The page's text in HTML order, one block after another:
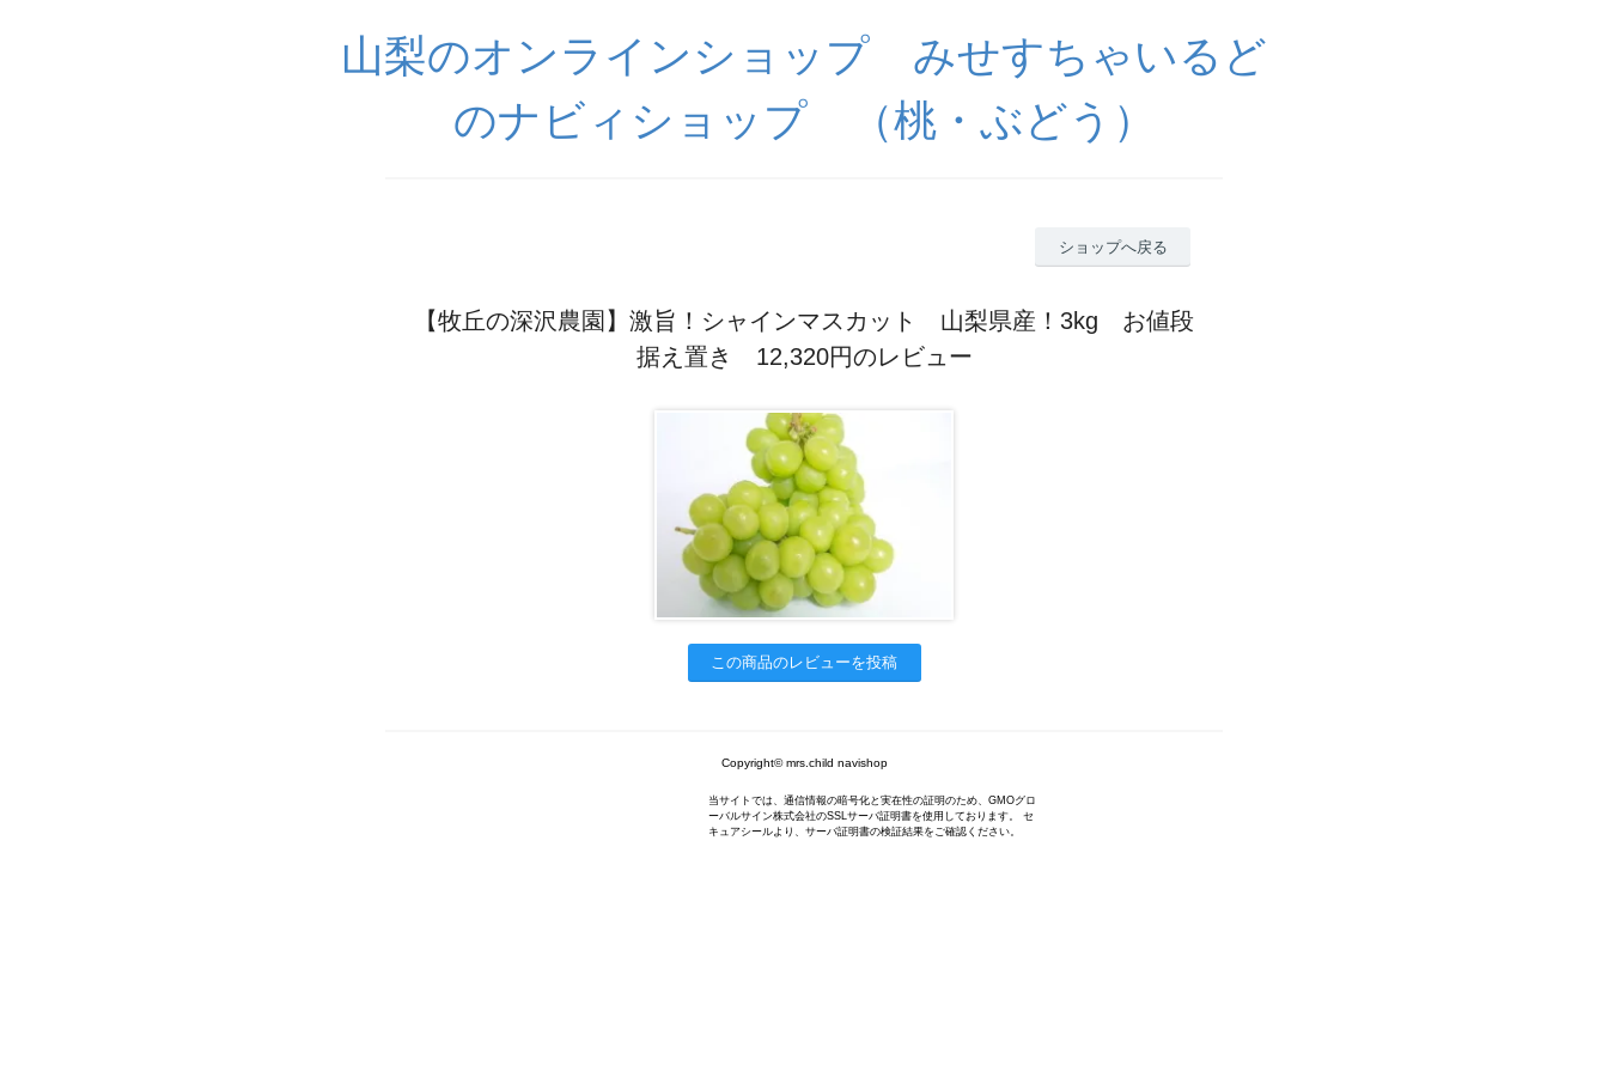
山梨のオンラインショップ みせすちゃいるど
のナビィショップ （桃・ぶどう）
ショップへ戻る
【牧丘の深沢農園】激旨！シャインマスカット 山梨県産！3kg お値段
据え置き 12,320円のレビュー
この商品のレビューを投稿
Copyright© mrs.child navishop
当サイトでは、通信情報の暗号化と実在性の証明のため、GMOグロ
ーバルサイン株式会社のSSLサーバ証明書を使用しております。 セ
キュアシールより、サーバ証明書の検証結果をご確認ください。